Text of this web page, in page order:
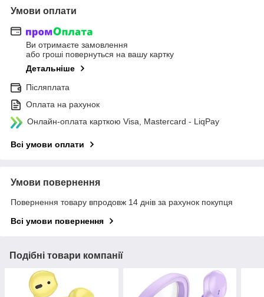
Умови оплати
Ви отримаєте замовлення
або гроші повернуться на вашу картку
Детальніше
Післяплата
Оплата на рахунок
Онлайн-оплата карткою Visa, Mastercard - LiqPay
Всі умови оплати
Умови повернення
Повернення товару впродовж 14 днів за рахунок покупця
Всі умови повернення
Подібні товари компанії